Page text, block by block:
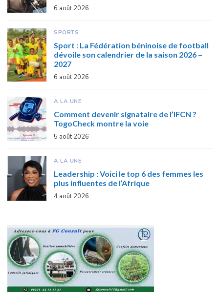
6 août 2026
SPORTS
Sport : La Fédération béninoise de football
dévoile son calendrier de la saison 2026 –
2027
6 août 2026
A LA UNE
Comment devenir signataire de l’IFCN ?
TogoCheck montre la voie
5 août 2026
A LA UNE
Leadership : Voici le top 6 des femmes les
plus influentes de l’Afrique
4 août 2026